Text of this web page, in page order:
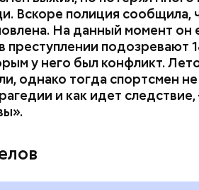
Вскоре полиция сообщила,
На данный момент он
подозревают
у него был конфликт.
однако тогда спортсмен не
и как идет
детей, трое из
вузе, говорилось в тексте
мама». Женщина признавалась,